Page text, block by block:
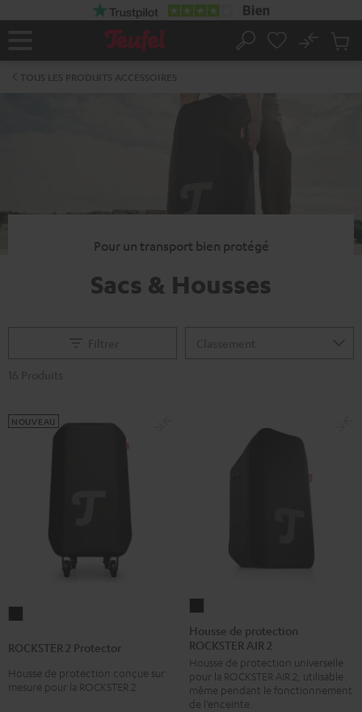
Page
Rechercher
No
Pour un transport bien protégé
Sacs & Housses
Protector
Noir
ROCKSTER 2 Protector
Housse de protection conçue sur
mesure pour la ROCKSTER 2
NOUVEAU
protection
ROCKSTER
AIR
2
Housse de protection
ROCKSTER AIR 2
Housse de protection universelle
pour la ROCKSTER AIR 2, utilisable
même pendant le fonctionnement
de l’enceinte.